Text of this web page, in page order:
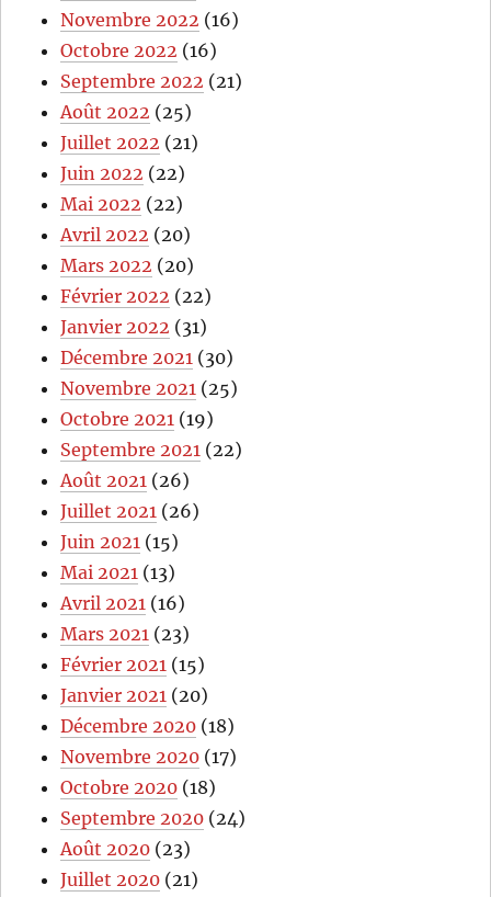
Novembre 2022 (16)
Octobre 2022 (16)
Septembre 2022 (21)
Août 2022 (25)
Juillet 2022 (21)
Juin 2022 (22)
Mai 2022 (22)
Avril 2022 (20)
Mars 2022 (20)
Février 2022 (22)
Janvier 2022 (31)
Décembre 2021 (30)
Novembre 2021 (25)
Octobre 2021 (19)
Septembre 2021 (22)
Août 2021 (26)
Juillet 2021 (26)
Juin 2021 (15)
Mai 2021 (13)
Avril 2021 (16)
Mars 2021 (23)
Février 2021 (15)
Janvier 2021 (20)
Décembre 2020 (18)
Novembre 2020 (17)
Octobre 2020 (18)
Septembre 2020 (24)
Août 2020 (23)
Juillet 2020 (21)